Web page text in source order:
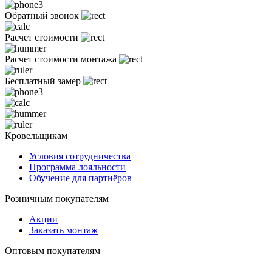
Обратный звонок
Расчет стоимости
Расчет стоимости монтажа
Бесплатный замер
Кровельщикам
Условия сотрудничества
Программа лояльности
Обучение для партнёров
Розничным покупателям
Акции
Заказать монтаж
Оптовым покупателям